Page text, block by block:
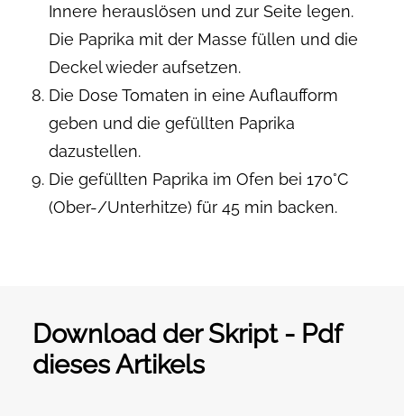
Innere herauslösen und zur Seite legen.
Die Paprika mit der Masse füllen und die
Deckel wieder aufsetzen.
Die Dose Tomaten in eine Auflaufform
geben und die gefüllten Paprika
dazustellen.
Die gefüllten Paprika im Ofen bei 170°C
(Ober-/Unterhitze) für 45 min backen.
Download der Skript - Pdf
dieses Artikels